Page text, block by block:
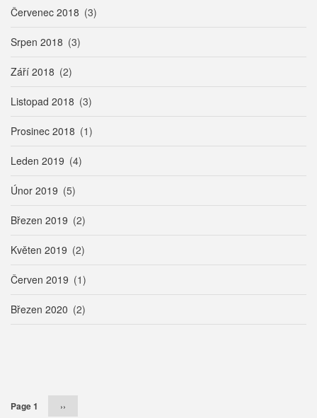
Červenec 2018 (3)
Srpen 2018 (3)
Září 2018 (2)
Listopad 2018 (3)
Prosinec 2018 (1)
Leden 2019 (4)
Únor 2019 (5)
Březen 2019 (2)
Květen 2019 (2)
Červen 2019 (1)
Březen 2020 (2)
Page 1 Následující
››